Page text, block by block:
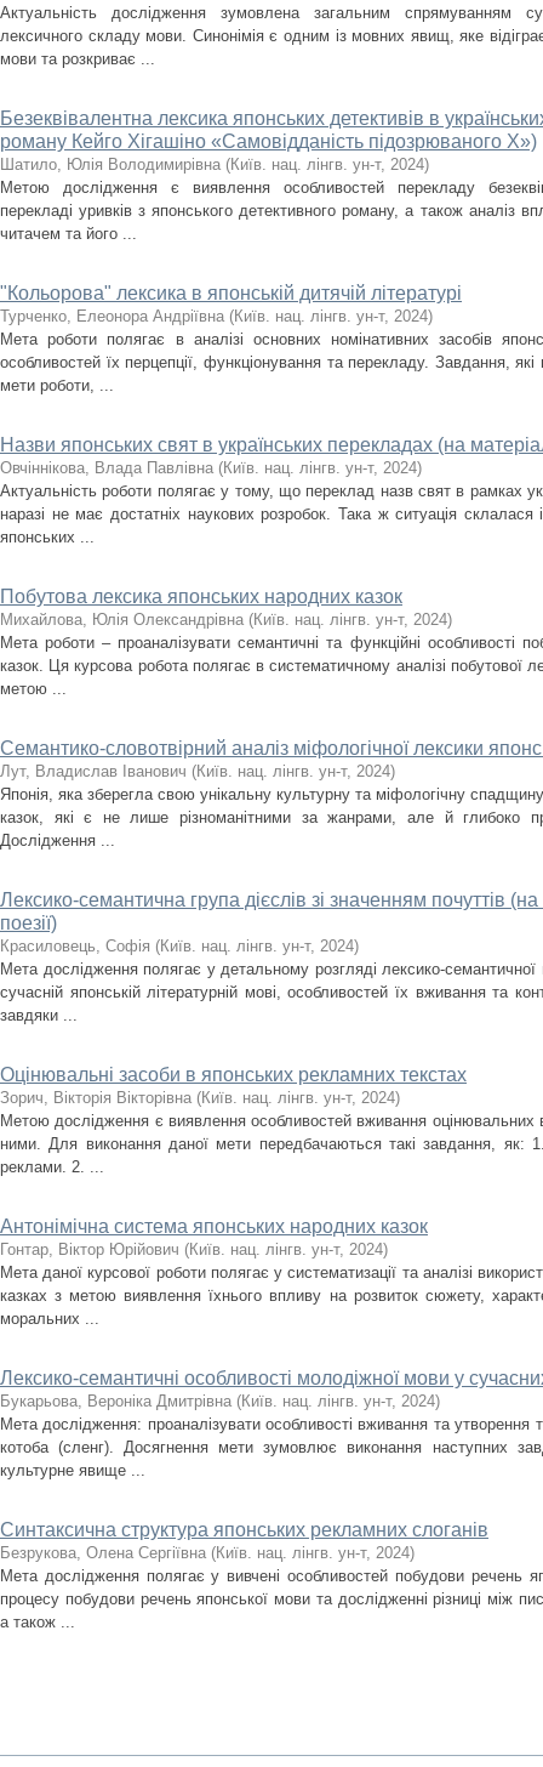
Актуальність дослідження зумовлена загальним спрямуванням
лексичного складу мови. Синонімія є одним із мовних явищ, яке
мови та розкриває ...
Безеквівалентна лексика японських детективів в
роману Кейго Хігашіно «Самовідданість підозрюваного Х»)
Шатило, Юлія Володимирівна (Київ. нац. лінгв. ун-т, 2024)
Метою дослідження є виявлення особливостей перекладу
перекладі уривків з японського детективного роману, а також аналіз
читачем та його ...
"Кольорова" лексика в японській дитячій літературі
Турченко, Елеонора Андрiївна (Київ. нац. лінгв. ун-т, 2024)
Мета роботи полягає в аналiзi основних номiнативних засобiв
особливостей їх перцепцiї, функцiонування та перекладу. Завдання, якi
мети роботи, ...
Назви японських свят в українських перекладах (на
Овчіннікова, Влада Павлівна (Київ. нац. лінгв. ун-т, 2024)
Актуальність роботи полягає у тому, що переклад назв свят в рамках
наразі не має достатніх наукових розробок. Така ж ситуація склалася
японських ...
Побутова лексика японських народних казок
Михайлова, Юлія Олександрівна (Київ. нац. лінгв. ун-т, 2024)
Мета роботи – проаналізувати семантичні та функційні особливості
казок. Ця курсова робота полягає в систематичному аналізі побутової
метою ...
Семантико-словотвірний аналіз міфологічної лексики
Лут, Владислав Іванович (Київ. нац. лінгв. ун-т, 2024)
Японія, яка зберегла свою унікальну культурну та міфологічну
казок, які є не лише різноманітними за жанрами, але й глибоко
Дослідження ...
Лексико-семантична група дієслів зі значенням почуттів (на
поезії)
Красиловець, Софія (Київ. нац. лінгв. ун-т, 2024)
Мета дослідження полягає у детальному розгляді лексико-семантичної
сучасній японській літературній мові, особливостей їх вживання та
завдяки ...
Оцінювальні засоби в японських рекламних текстах
Зорич, Вікторія Вікторівна (Київ. нац. лінгв. ун-т, 2024)
Метою дослідження є виявлення особливостей вживання
ними. Для виконання даної мети передбачаються такі завдання, як: 1.
реклами. 2. ...
Антонімічна система японських народних казок
Гонтар, Віктор Юрійович (Київ. нац. лінгв. ун-т, 2024)
Мета даної курсової роботи полягає у систематизації та аналізі
казках з метою виявлення їхнього впливу на розвиток сюжету,
моральних ...
Лексико-семантичні особливості молодіжної мови у
Букарьова, Вероніка Дмитрівна (Київ. нац. лінгв. ун-т, 2024)
Мета дослідження: проаналізувати особливості вживання та
котоба (сленг). Досягнення мети зумовлює виконання наступних
культурне явище ...
Синтаксична структура японських рекламних слоганів
Безрукова, Олена Сергіївна (Київ. нац. лінгв. ун-т, 2024)
Мета дослідження полягає у вивчені особливостей побудови речень
процесу побудови речень японської мови та дослідженні різниці між
а також ...